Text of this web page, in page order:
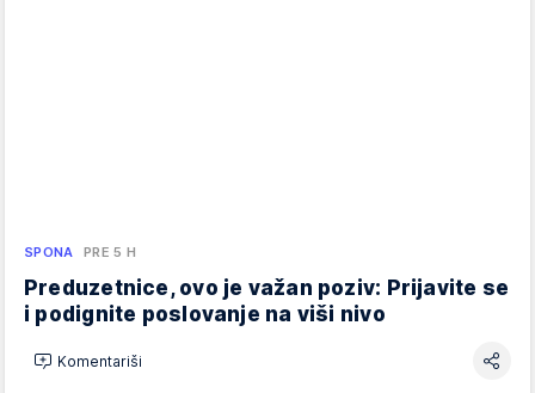
SPONA PRE 5 H
Preduzetnice, ovo je važan poziv: Prijavite se
i podignite poslovanje na viši nivo
Komentariši